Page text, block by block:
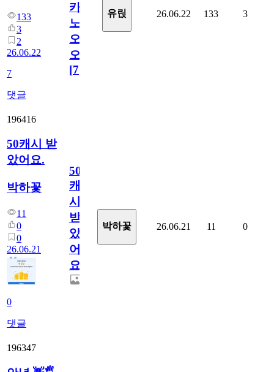
133
3
2
26.06.22
7
댓글
카
노
오
오!
[7]
유릱 26.06.22 133 3
196416
50캐시 받
았어요.
박하꽃
11
0
0
26.06.21
0
댓글
50
캐
시
받
았
어
요.
박하꽃 26.06.21 11 0
196347